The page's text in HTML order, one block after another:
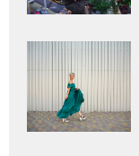
Adaugă
aici textul
pentru
subtitlu